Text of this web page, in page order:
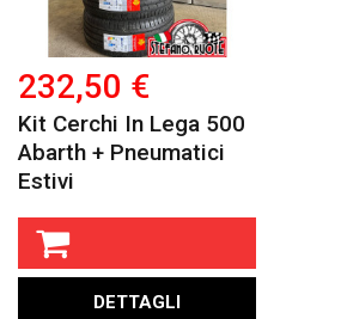
232,50 €
Kit Cerchi In Lega 500
Abarth + Pneumatici
Estivi
DETTAGLI